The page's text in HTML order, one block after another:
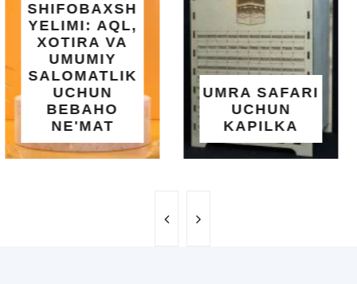
UMRA SAFARI
UCHUN
KAPILKA
INTEX EASY
SET BASSEYN
| 183X51 SM |
OSON
O'RNATILUVCHI
YOZGI
SALQINLIK VA
MAROQ